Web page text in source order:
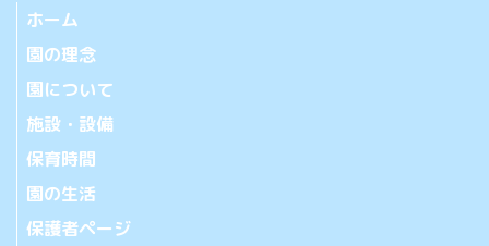
ホーム
園の理念
園について
施設・設備
保育時間
園の生活
保護者ページ